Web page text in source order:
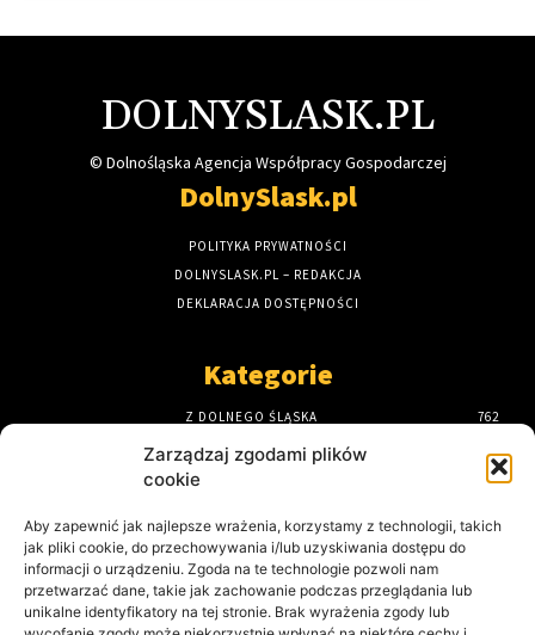
Zarządzaj zgodami plików
cookie
Aby zapewnić jak najlepsze wrażenia, korzystamy z technologii, takich
jak pliki cookie, do przechowywania i/lub uzyskiwania dostępu do
informacji o urządzeniu. Zgoda na te technologie pozwoli nam
przetwarzać dane, takie jak zachowanie podczas przeglądania lub
unikalne identyfikatory na tej stronie. Brak wyrażenia zgody lub
DOLNYSLASK.PL
© Dolnośląska Agencja Współpracy Gospodarczej
DolnySlask.pl
POLITYKA PRYWATNOŚCI
DOLNYSLASK.PL – REDAKCJA
DEKLARACJA DOSTĘPNOŚCI
Kategorie
Z DOLNEGO ŚLĄSKA
762
STRONA GŁÓWNA
434
NA DROGACH I TORACH
179
KULTURA NA DOLNYM ŚLĄSKU
Ostatnio opublikowane